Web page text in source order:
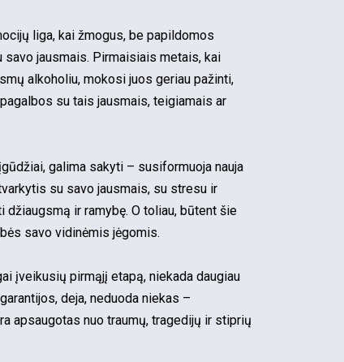
liga, kai žmogus, be papildomos
jausmais. Pirmaisiais metais, kai
alkoholiu, mokosi juos geriau pažinti,
su tais jausmais, teigiamais ar
galima sakyti – susiformuoja nauja
su savo jausmais, su stresu ir
ir ramybę. O toliau, būtent šie
savo vidinėmis jėgomis.
įveikusių pirmąjį etapą, niekada daugiau
deja, neduoda niekas –
apsaugotas nuo traumų, tragedijų ir stiprių